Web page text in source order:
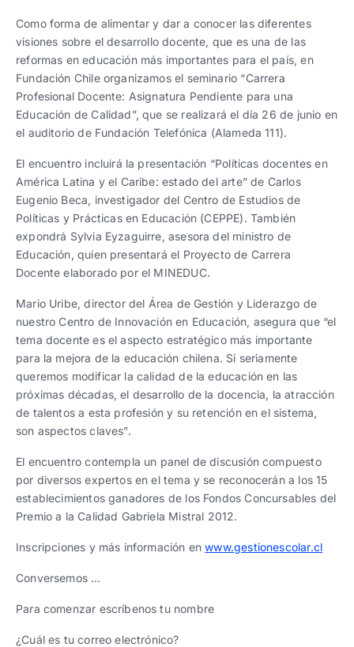
Ver todo
EspañolEnglish
Español English
Español English
progresivos de gestión
Ver todos
EspañolEnglish
English
English
Como forma de alimentar y dar a conocer las diferentes
visiones sobre el desarrollo docente, que es una de las
reformas en educación más importantes para el país, en
Fundación Chile organizamos el seminario “Carrera
Profesional Docente: Asignatura Pendiente para una
Educación de Calidad”, que se realizará el día 26 de junio en
el auditorio de Fundación Telefónica (Alameda 111).
El encuentro incluirá la presentación “Políticas docentes en
América Latina y el Caribe: estado del arte” de Carlos
Eugenio Beca, investigador del Centro de Estudios de
Políticas y Prácticas en Educación (CEPPE). También
expondrá Sylvia Eyzaguirre, asesora del ministro de
Educación, quien presentará el Proyecto de Carrera
Docente elaborado por el MINEDUC.
Mario Uribe, director del Área de Gestión y Liderazgo de
nuestro Centro de Innovación en Educación, asegura que “el
tema docente es el aspecto estratégico más importante
para la mejora de la educación chilena. Si seriamente
queremos modificar la calidad de la educación en las
próximas décadas, el desarrollo de la docencia, la atracción
de talentos a esta profesión y su retención en el sistema,
son aspectos claves”.
El encuentro contempla un panel de discusión compuesto
por diversos expertos en el tema y se reconocerán a los 15
establecimientos ganadores de los Fondos Concursables del
Premio a la Calidad Gabriela Mistral 2012.
Inscripciones y más información enwww.gestionescolar.cl
Conversemos …
Para comenzar escríbenos tu nombre
¿Cuál es tu correo electrónico?